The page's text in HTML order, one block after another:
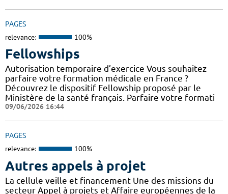
PAGES
relevance: 100%
Fellowships
Autorisation temporaire d’exercice Vous souhaitez
parfaire votre formation médicale en France ?
Découvrez le dispositif Fellowship proposé par le
Ministère de la santé français. Parfaire votre formati
09/06/2026 16:44
PAGES
relevance: 100%
Autres appels à projet
La cellule veille et financement Une des missions du
secteur Appel à projets et Affaire européennes de la